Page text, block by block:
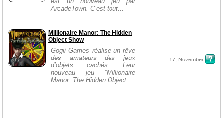
ArcadeTown. C’est tout...
Millionaire Manor: The Hidden
Object Show
Gogii Games réalise un rêve
des amateurs des jeux
d’objets cachés. Leur
nouveau jeu “Millionaire
Manor: The Hidden Object...
17, November